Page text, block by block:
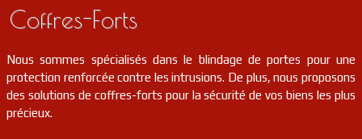
Coffres-Forts
Nous sommes spécialisés dans le blindage de portes pour une
protection renforcée contre les intrusions. De plus, nous proposons
des solutions de coffres-forts pour la sécurité de vos biens les plus
précieux.